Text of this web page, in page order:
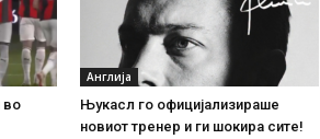
во
Англија
Њукасл го официјализираше
новиот тренер и ги шокира сите!